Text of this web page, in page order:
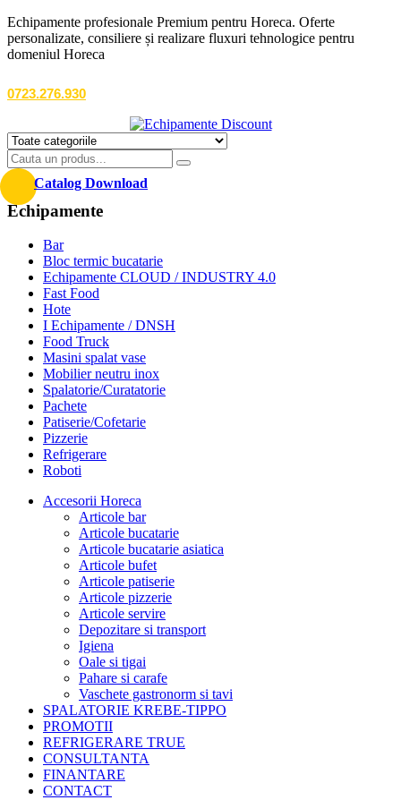
Echipamente profesionale Premium pentru Horeca. Oferte
personalizate, consiliere și realizare fluxuri tehnologice pentru
domeniul Horeca
0723.276.930
Catalog Download
Echipamente
Bar
Bloc termic bucatarie
Echipamente CLOUD / INDUSTRY 4.0
Fast Food
Hote
I Echipamente / DNSH
Food Truck
Masini spalat vase
Mobilier neutru inox
Spalatorie/Curatatorie
Pachete
Patiserie/Cofetarie
Pizzerie
Refrigerare
Roboti
Accesorii Horeca
Articole bar
Articole bucatarie
Articole bucatarie asiatica
Articole bufet
Articole patiserie
Articole pizzerie
Articole servire
Depozitare si transport
Igiena
Oale si tigai
Pahare si carafe
Vaschete gastronorm si tavi
SPALATORIE KREBE-TIPPO
PROMOTII
REFRIGERARE TRUE
CONSULTANTA
FINANTARE
CONTACT